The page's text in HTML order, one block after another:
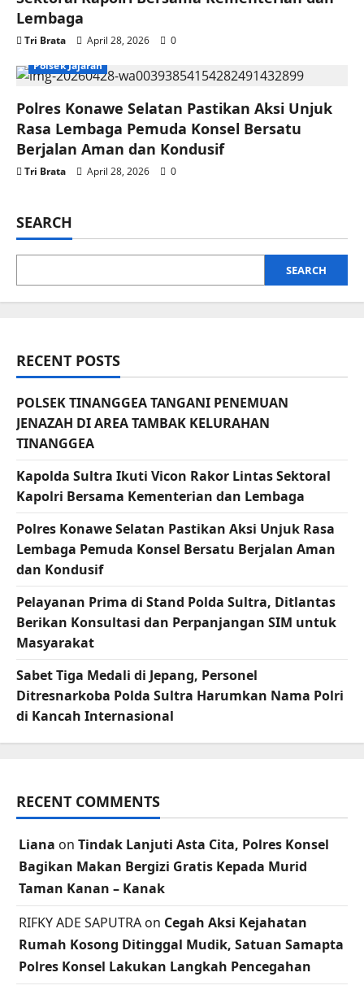
Lembaga
Tri Brata April 28, 2026
0
Polsek Jajaran
Polres Konawe Selatan Pastikan Aksi Unjuk
Rasa Lembaga Pemuda Konsel Bersatu
Berjalan Aman dan Kondusif
Tri Brata April 28, 2026 0
SEARCH
SEARCH
RECENT POSTS
POLSEK TINANGGEA TANGANI PENEMUAN
JENAZAH DI AREA TAMBAK KELURAHAN
TINANGGEA
Kapolda Sultra Ikuti Vicon Rakor Lintas Sektoral
Kapolri Bersama Kementerian dan Lembaga
Polres Konawe Selatan Pastikan Aksi Unjuk Rasa
Lembaga Pemuda Konsel Bersatu Berjalan Aman
dan Kondusif
Pelayanan Prima di Stand Polda Sultra, Ditlantas
Berikan Konsultasi dan Perpanjangan SIM untuk
Masyarakat
Sabet Tiga Medali di Jepang, Personel
Ditresnarkoba Polda Sultra Harumkan Nama Polri
di Kancah Internasional
RECENT COMMENTS
Liana on Tindak Lanjuti Asta Cita, Polres Konsel
Bagikan Makan Bergizi Gratis Kepada Murid
Taman Kanan – Kanak
RIFKY ADE SAPUTRA on Cegah Aksi Kejahatan
Rumah Kosong Ditinggal Mudik, Satuan Samapta
Polres Konsel Lakukan Langkah Pencegahan